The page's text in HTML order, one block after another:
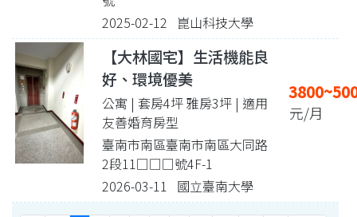
2025-02-12 崑山科技大學
【大林國宅】生活機能良
好、環境優美
公寓 | 套房4坪 雅房3坪 | 適用
友善婚育房型
臺南市南區臺南市南區大同路
2段11□□□號4F-1
2026-03-11 國立臺南大學
元/月